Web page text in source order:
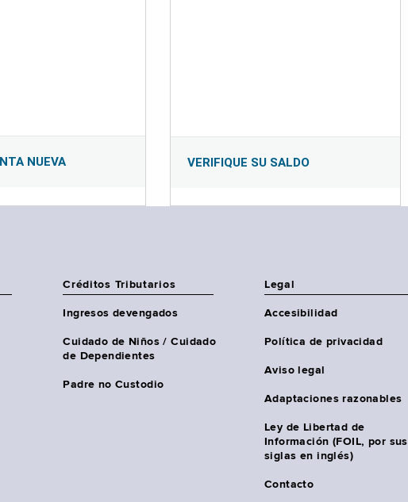
NUEVA VERIFIQUE SU SALDO
Créditos Tributarios
Ingresos devengados
Cuidado de Niños / Cuidado
de Dependientes
Padre no Custodio
Legal
Accesibilidad
Política de privacidad
Aviso legal
Adaptaciones razonables
Ley de Libertad de
Información (FOIL, por sus
siglas en inglés)
Contacto